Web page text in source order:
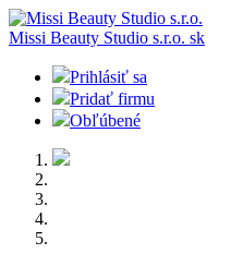
Missi Beauty Studio s.r.o. sk
Prihlásiť sa
Pridať firmu
Obľúbené